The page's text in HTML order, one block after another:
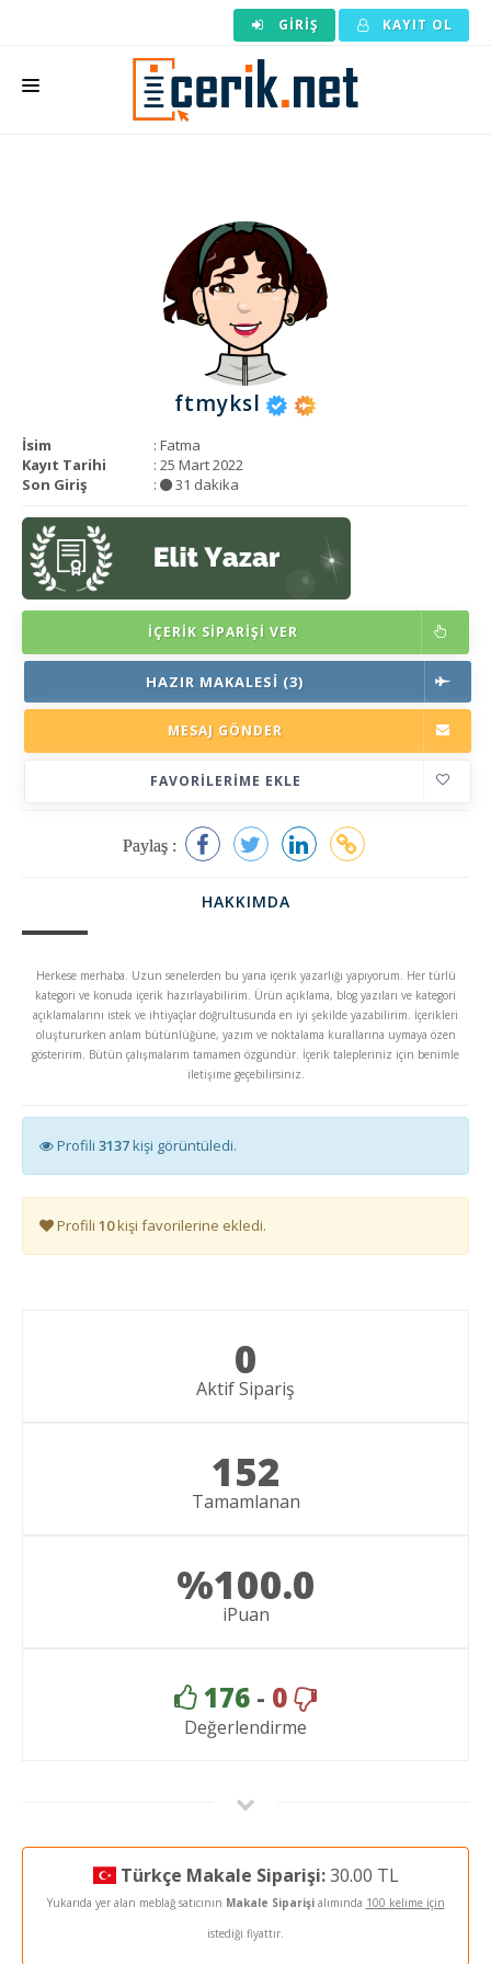
GIRIŞ KAYIT OL
KURUMSAL
ftmyksl
İsim
: Fatma
Kayıt Tarihi
: 25 Mart 2022
Son Giriş
: 31 dakika
İÇERIK SIPARIŞI VER
HAZIR MAKALESI (3)
MESAJ GÖNDER
FAVORILERIME EKLE
Paylaş :
HAKKIMDA
Herkese merhaba. Uzun senelerden bu yana içerik yazarlığı yapıyorum. Her türlü
kategori ve konuda içerik hazırlayabilirim. Ürün açıklama, blog yazıları ve kategori
açıklamalarını istek ve ihtiyaçlar doğrultusunda en iyi şekilde yazabilirim. İçerikleri
oluştururken anlam bütünlüğüne, yazım ve noktalama kurallarına uymaya özen
gösteririm. Bütün çalışmalarım tamamen özgündür. İçerik talepleriniz için benimle
iletişime geçebilirsiniz.
Profili 3137kişi görüntüledi.
Profili 10kişi favorilerine ekledi.
0
Aktif Sipariş
152
Tamamlanan
%100.0
iPuan
176 - 0
Değerlendirme
Türkçe Makale Siparişi:30.00 TL
Yukarıda yer alan meblağ satıcının Makale Siparişialımında 100 kelime için
istediği fiyattır.